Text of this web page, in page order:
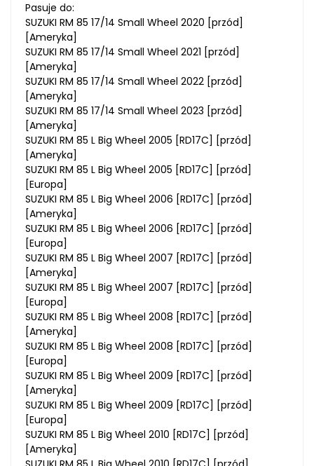
Pasuje do:
SUZUKI RM 85 17/14 Small Wheel 2020 [przód]
[Ameryka]
SUZUKI RM 85 17/14 Small Wheel 2021 [przód]
[Ameryka]
SUZUKI RM 85 17/14 Small Wheel 2022 [przód]
[Ameryka]
SUZUKI RM 85 17/14 Small Wheel 2023 [przód]
[Ameryka]
SUZUKI RM 85 L Big Wheel 2005 [RD17C] [przód]
[Ameryka]
SUZUKI RM 85 L Big Wheel 2005 [RD17C] [przód]
[Europa]
SUZUKI RM 85 L Big Wheel 2006 [RD17C] [przód]
[Ameryka]
SUZUKI RM 85 L Big Wheel 2006 [RD17C] [przód]
[Europa]
SUZUKI RM 85 L Big Wheel 2007 [RD17C] [przód]
[Ameryka]
SUZUKI RM 85 L Big Wheel 2007 [RD17C] [przód]
[Europa]
SUZUKI RM 85 L Big Wheel 2008 [RD17C] [przód]
[Ameryka]
SUZUKI RM 85 L Big Wheel 2008 [RD17C] [przód]
[Europa]
SUZUKI RM 85 L Big Wheel 2009 [RD17C] [przód]
[Ameryka]
SUZUKI RM 85 L Big Wheel 2009 [RD17C] [przód]
[Europa]
SUZUKI RM 85 L Big Wheel 2010 [RD17C] [przód]
[Ameryka]